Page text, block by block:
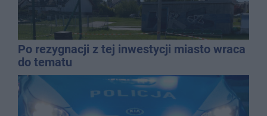
Po rezygnacji z tej inwestycji miasto wraca
do tematu